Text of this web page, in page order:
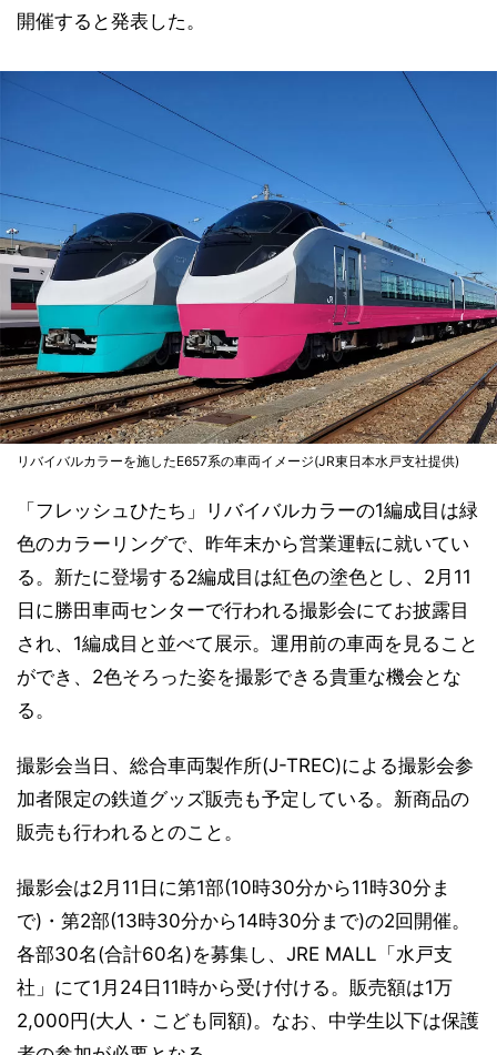
開催すると発表した。
リバイバルカラーを施したE657系の車両イメージ(JR東日本水戸支社提供)
「フレッシュひたち」リバイバルカラーの1編成目は緑
色のカラーリングで、昨年末から営業運転に就いてい
る。新たに登場する2編成目は紅色の塗色とし、2月11
日に勝田車両センターで行われる撮影会にてお披露目
され、1編成目と並べて展示。運用前の車両を見ること
ができ、2色そろった姿を撮影できる貴重な機会とな
る。
撮影会当日、総合車両製作所(J-TREC)による撮影会参
加者限定の鉄道グッズ販売も予定している。新商品の
販売も行われるとのこと。
撮影会は2月11日に第1部(10時30分から11時30分ま
で)・第2部(13時30分から14時30分まで)の2回開催。
各部30名(合計60名)を募集し、JRE MALL「水戸支
社」にて1月24日11時から受け付ける。販売額は1万
2,000円(大人・こども同額)。なお、中学生以下は保護